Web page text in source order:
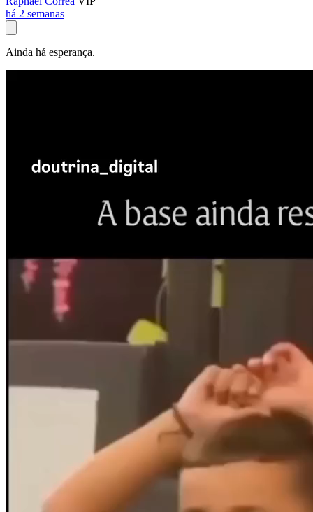
há 2 semanas
Ainda há esperança.